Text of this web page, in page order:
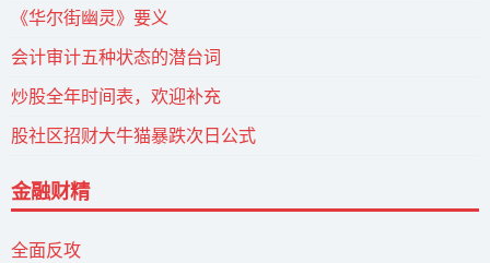
《华尔街幽灵》要义
会计审计五种状态的潜台词
炒股全年时间表，欢迎补充
股社区招财大牛猫暴跌次日公式
金融财精
全面反攻